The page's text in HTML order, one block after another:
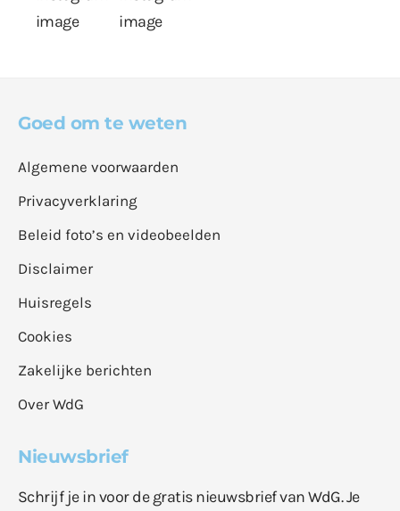
Goed om te weten
Algemene voorwaarden
Privacyverklaring
Beleid foto’s en videobeelden
Disclaimer
Huisregels
Cookies
Zakelijke berichten
Over WdG
Nieuwsbrief
Schrijf je in voor de gratis nieuwsbrief van WdG. Je